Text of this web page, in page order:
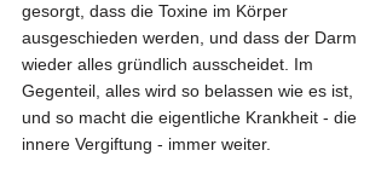
gesorgt, dass die Toxine im Körper
ausgeschieden werden, und dass der Darm
wieder alles gründlich ausscheidet. Im
Gegenteil, alles wird so belassen wie es ist,
und so macht die eigentliche Krankheit - die
innere Vergiftung - immer weiter.